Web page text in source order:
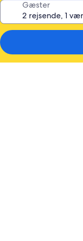
Gæster